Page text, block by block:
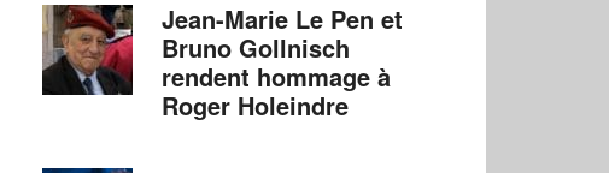
Jean-Marie Le Pen et
Bruno Gollnisch
rendent hommage à
Roger Holeindre